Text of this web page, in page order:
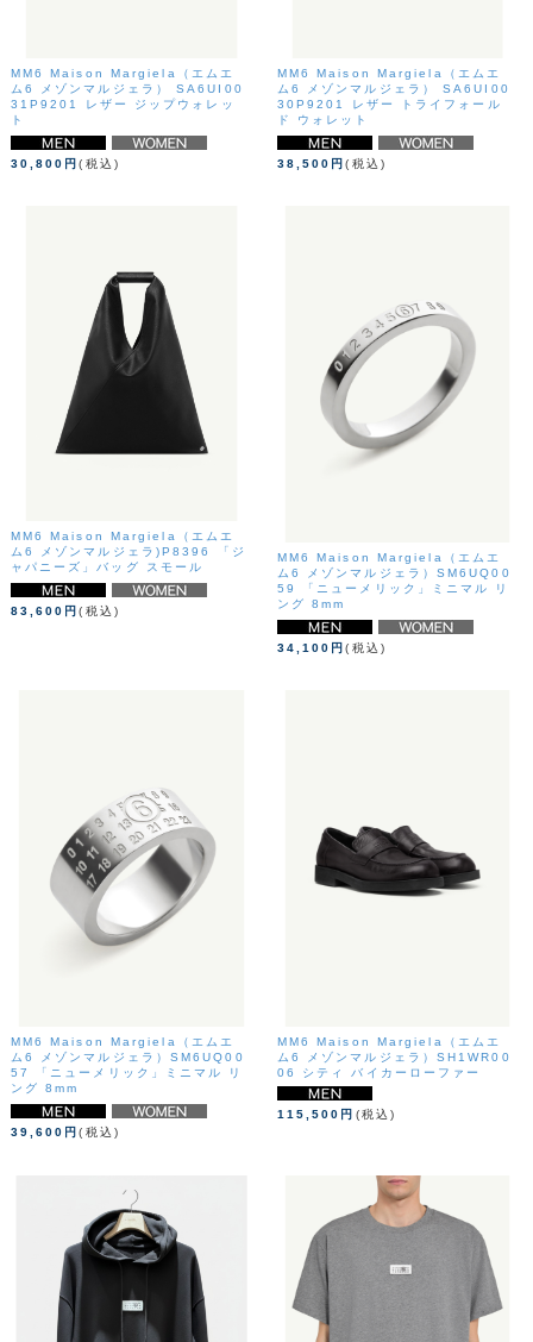
MM6 Maison Margiela（エムエ
ム6 メゾンマルジェラ） SA6UI00
31P9201 レザー ジップウォレッ
ト
30,800円(税込)
MM6 Maison Margiela（エムエ
ム6 メゾンマルジェラ） SA6UI00
30P9201 レザー トライフォール
ド ウォレット
38,500円(税込)
MM6 Maison Margiela（エムエ
ム6 メゾンマルジェラ)P8396 「ジ
ャパニーズ」バッグ スモール
83,600円(税込)
MM6 Maison Margiela（エムエ
ム6 メゾンマルジェラ）SM6UQ00
59 「ニューメリック」ミニマル リ
ング 8mm
34,100円(税込)
MM6 Maison Margiela（エムエ
ム6 メゾンマルジェラ）SM6UQ00
57 「ニューメリック」ミニマル リ
ング 8mm
39,600円(税込)
MM6 Maison Margiela（エムエ
ム6 メゾンマルジェラ）SH1WR00
06 シティ バイカーローファー
115,500円 (税込)